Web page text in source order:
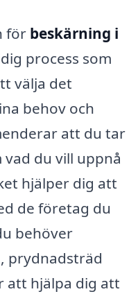
för beskärning i
process som
välja det
behov och
att du tar
du vill uppnå
hjälper dig att
de företag du
behöver
prydnadsträd
att hjälpa dig att